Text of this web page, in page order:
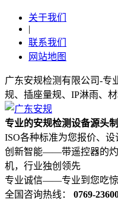
关于我们
|
联系我们
网站地图
广东安规检测有限公司-专
规、插座量规、IP淋雨、
专业的安规检测设备源头
ISO各种标准为您报价、设
创新智能——带遥控器的灼
机，行业独创领先
专业诚信——专业到您吃
全国咨询热线： 0769-